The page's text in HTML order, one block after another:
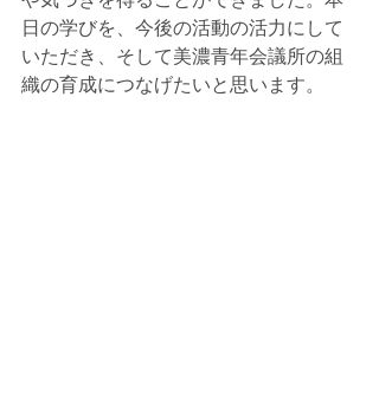
日の学びを、今後の活動の活力にして
いただき、そして美濃青年会議所の組
織の育成につなげたいと思います。